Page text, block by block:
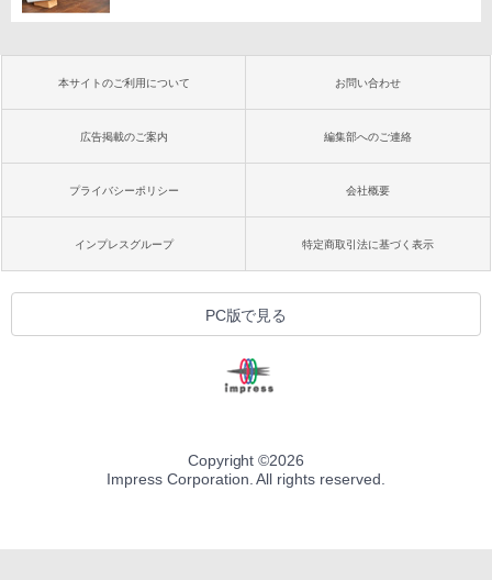
本サイトのご利用について お問い合わせ
広告掲載のご案内 編集部へのご連絡
プライバシーポリシー 会社概要
インプレスグループ 特定商取引法に基づく表示
PC版で見る
Copyright ©2026
Impress Corporation. All rights reserved.